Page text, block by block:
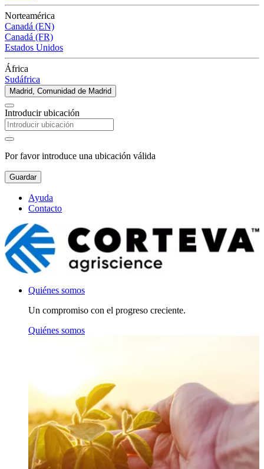
Norteamérica
Canadá (EN)
Canadá (FR)
Estados Unidos
África
Sudáfrica
Madrid, Comunidad de Madrid
Introducir ubicación
Por favor introduce una ubicación válida
Guardar
Ayuda
Contacto
Quiénes somos
Un compromiso con el progreso creciente.
Quiénes somos